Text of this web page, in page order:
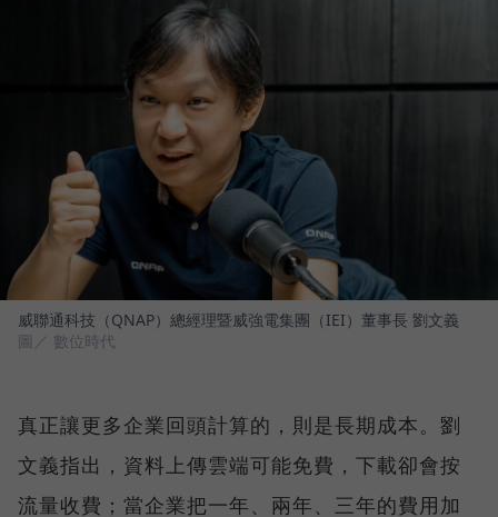
威聯通科技（QNAP）總經理暨威強電集團（IEI）董事長 劉文義
圖／ 數位時代
真正讓更多企業回頭計算的，則是長期成本。劉
文義指出，資料上傳雲端可能免費，下載卻會按
流量收費；當企業把一年、兩年、三年的費用加